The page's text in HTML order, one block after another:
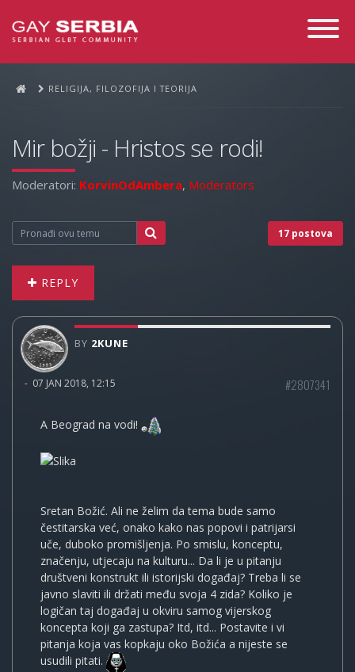
Toggle
RELIGIJA, FILOZOFIJA I TEORIJA
Mir božji - Hristos se rodi!
Moderatori: KorvinOdAmbera, Moderators
17 postova
REPLY
BY 2KUNE
- 07 JAN 2018, 12:15 #2807341
A Beograd na vodi!
Sretan Božić. Ali ne želim da tema bude samo
čestitarska već, onako kako nas popovi i patrijarsi
uče, duboko promišljenja. Po smislu, konceptu,
značenju, utjecaju na kulturu... Da li je u pitanju
društveni konstrukt ili istorijski događaj? Treba li se
javno slaviti ili držati među svoja 4 zida? Koliko je
logičan taj događaj u okviru samog vijerskog
koncepta koji ga zastupa? Itd, itd... Postavite i vi
pitanja koja vas kopkaju oko Božića a nijeste se
usudili pitati.